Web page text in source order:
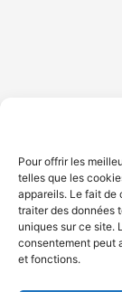
Pour offrir les
telles que les
appareils. Le fait de
traiter des données
uniques sur ce site.
consentement peut
et fonctions.